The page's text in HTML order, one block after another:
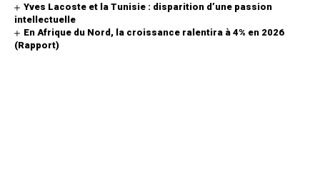
Yves Lacoste et la Tunisie : disparition d’une passion
intellectuelle
En Afrique du Nord, la croissance ralentira à 4% en 2026
(Rapport)